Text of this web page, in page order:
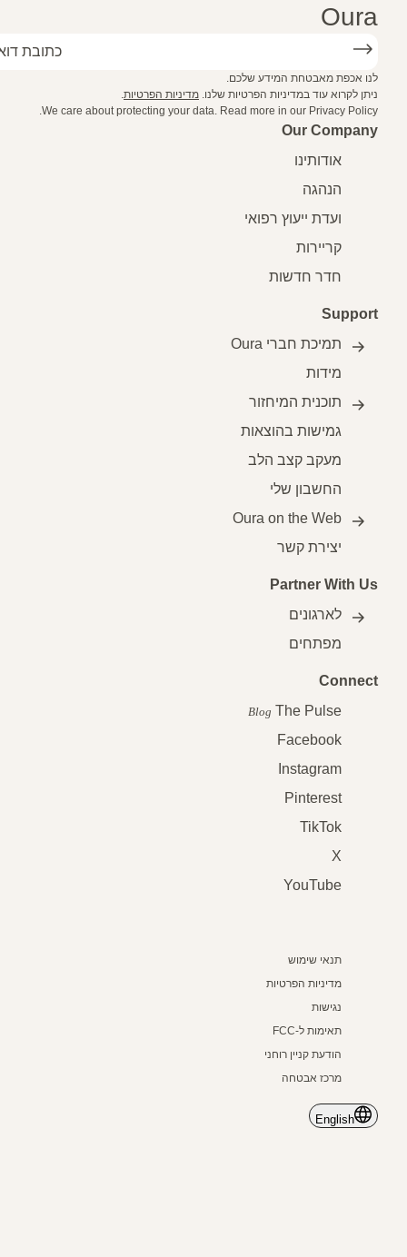
אכפת מאבטחת המידע שלכם.
לקרוא עוד במדיניות הפרטיות שלנו.מדיניות הפרטיות.
We care about protecting your data. Read more in ourPrivacy
.
Our
אודותינו
הנהגה
ועדת ייעוץ רפואי
קריירות
חדר חדשות
תמיכת חברי Oura
מידות
תוכנית המיחזור
גמישות בהוצאות
מעקב קצב הלב
החשבון שלי
Oura on the Web
יצירת קשר
Partner With
לארגונים
מפתחים
The Pulse
Blog
Facebook
Instagram
Pinterest
TikTok
YouTube
תנאי שימוש
מדיניות הפרטיות
תאימות ל-FCC
הודעת קניין רוחני
מרכז אבטחה
English